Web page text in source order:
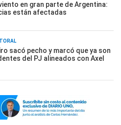
en gran parte de Argentina:
están afectadas
sacó pecho y marcó que ya son
del PJ alineados con Axel